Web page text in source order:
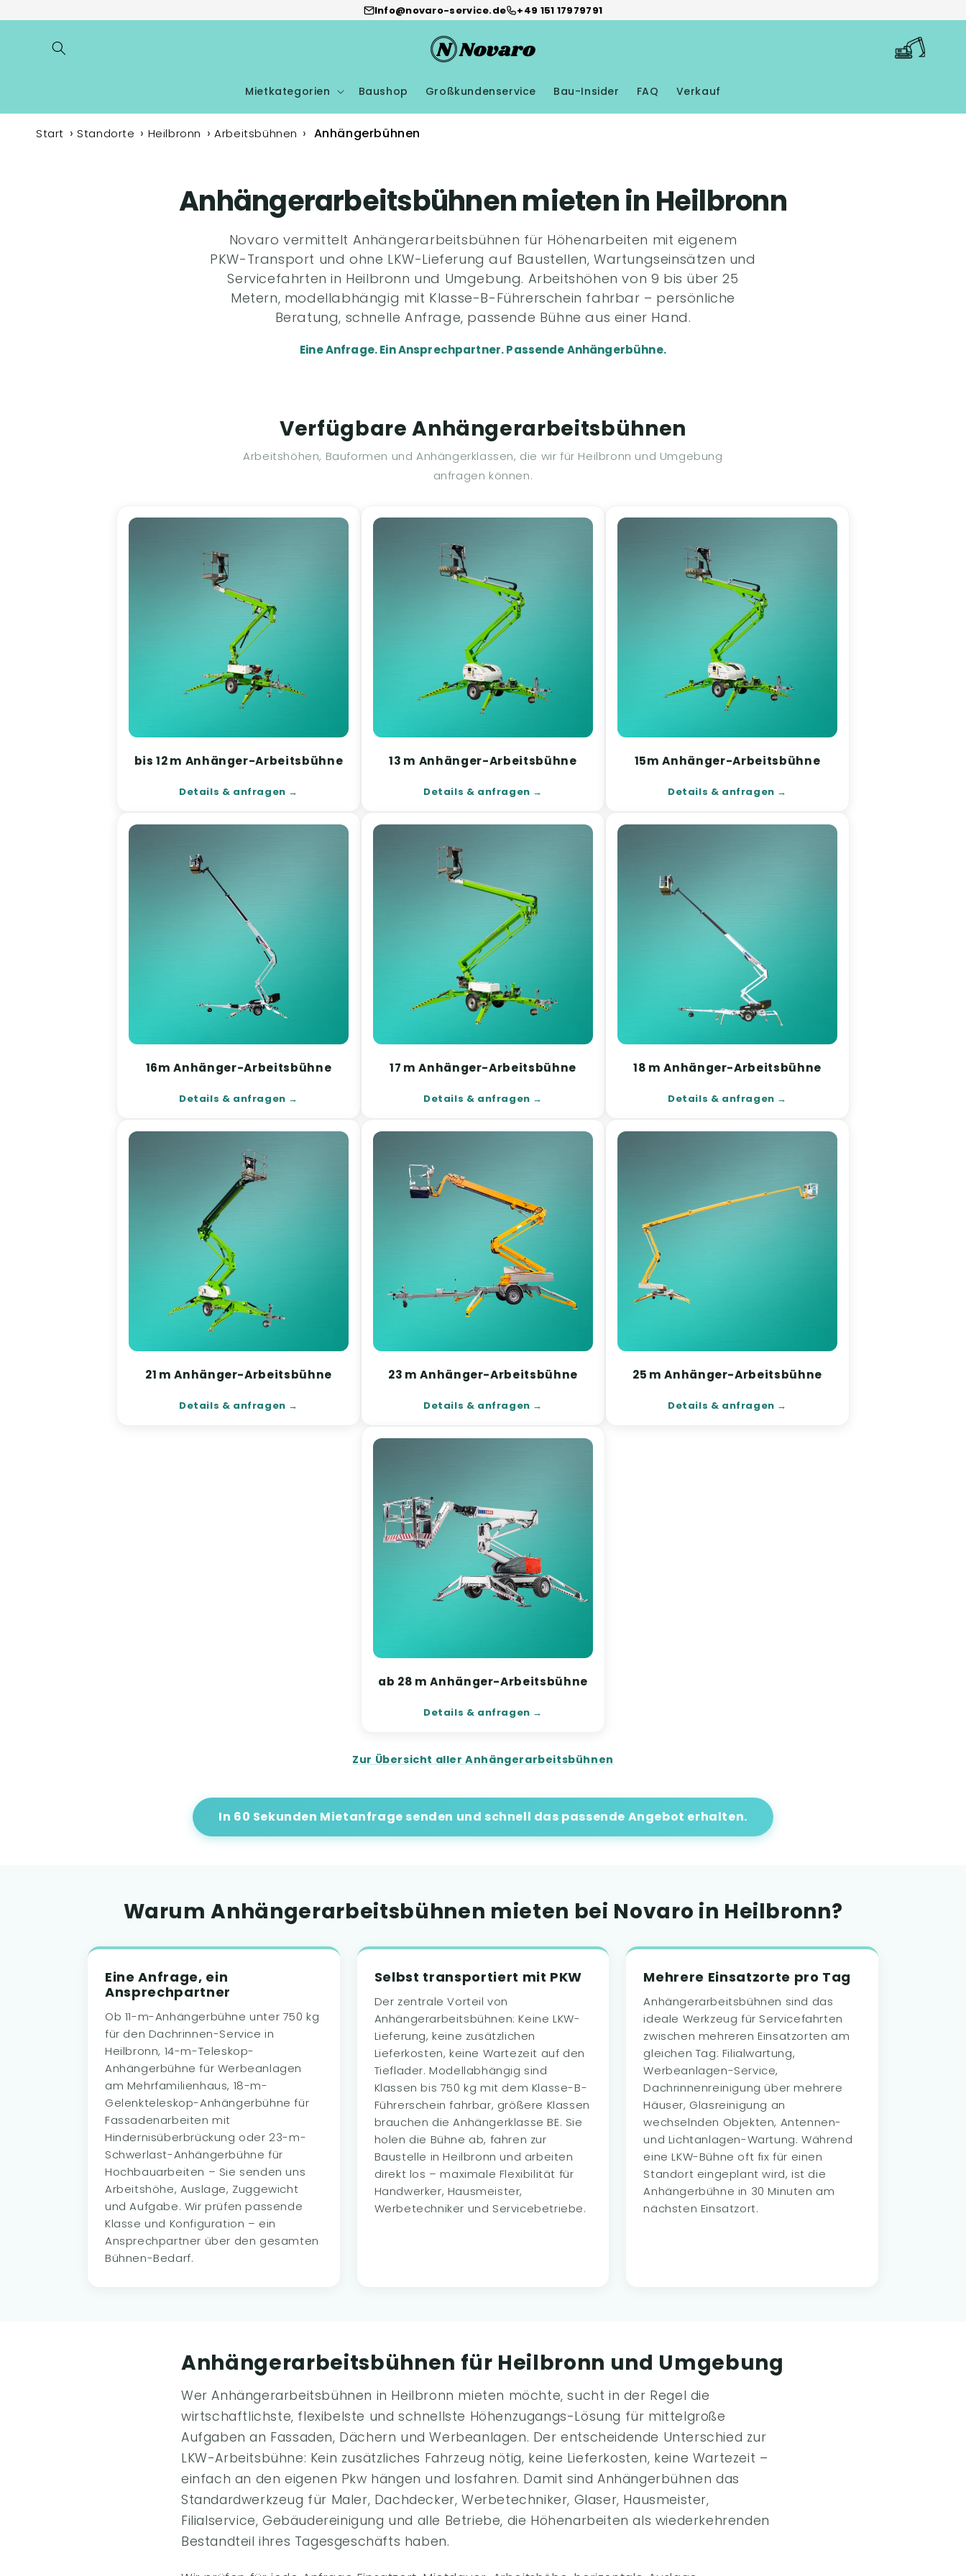
Direkt
Inhalt
Info@novaro-service.de +49 151 17979791
Mietkategorien Baushop Großkundenservice Bau-Insider FAQ Verkauf
Warenkorb
Start Standorte Heilbronn Arbeitsbühnen Anhängerbühnen
Anhängerarbeitsbühnen mieten in Heilbronn
Novaro vermittelt Anhängerarbeitsbühnen für Höhenarbeiten mit eigenem
PKW-Transport und ohne LKW-Lieferung auf Baustellen, Wartungseinsätzen und
Servicefahrten in Heilbronn und Umgebung. Arbeitshöhen von 9 bis über 25
Metern, modellabhängig mit Klasse-B-Führerschein fahrbar – persönliche
Beratung, schnelle Anfrage, passende Bühne aus einer Hand.
Eine Anfrage. Ein Ansprechpartner. Passende Anhängerbühne.
Verfügbare Anhängerarbeitsbühnen
Arbeitshöhen, Bauformen und Anhängerklassen, die wir für Heilbronn und Umgebung
anfragen können.
bis 12 m Anhänger-Arbeitsbühne
Details & anfragen
13 m Anhänger-Arbeitsbühne
Details & anfragen
15m Anhänger-Arbeitsbühne
Details & anfragen
16m Anhänger-Arbeitsbühne
Details & anfragen
17 m Anhänger-Arbeitsbühne
Details & anfragen
18 m Anhänger-Arbeitsbühne
Details & anfragen
21 m Anhänger-Arbeitsbühne
Details & anfragen
23 m Anhänger-Arbeitsbühne
Details & anfragen
25 m Anhänger-Arbeitsbühne
Details & anfragen
ab 28 m Anhänger-Arbeitsbühne
Details & anfragen
Zur Übersicht aller Anhängerarbeitsbühnen
In 60 Sekunden Mietanfrage senden und schnell das passende Angebot erhalten.
Warum Anhängerarbeitsbühnen mieten bei Novaro in Heilbronn?
Eine Anfrage, ein
Ansprechpartner
Ob 11-m-Anhängerbühne unter 750 kg
für den Dachrinnen-Service in
Heilbronn, 14-m-Teleskop-
Anhängerbühne für Werbeanlagen
am Mehrfamilienhaus, 18-m-
Gelenkteleskop-Anhängerbühne für
Fassadenarbeiten mit
Hindernisüberbrückung oder 23-m-
Schwerlast-Anhängerbühne für
Hochbauarbeiten – Sie senden uns
Arbeitshöhe, Auslage, Zuggewicht
und Aufgabe. Wir prüfen passende
Klasse und Konfiguration – ein
Ansprechpartner über den gesamten
Bühnen-Bedarf.
Selbst transportiert mit PKW
Der zentrale Vorteil von
Anhängerarbeitsbühnen: Keine LKW-
Lieferung, keine zusätzlichen
Lieferkosten, keine Wartezeit auf den
Tieflader. Modellabhängig sind
Klassen bis 750 kg mit dem Klasse-B-
Führerschein fahrbar, größere Klassen
brauchen die Anhängerklasse BE. Sie
holen die Bühne ab, fahren zur
Baustelle in Heilbronn und arbeiten
direkt los – maximale Flexibilität für
Handwerker, Hausmeister,
Werbetechniker und Servicebetriebe.
Mehrere Einsatzorte pro Tag
Anhängerarbeitsbühnen sind das
ideale Werkzeug für Servicefahrten
zwischen mehreren Einsatzorten am
gleichen Tag: Filialwartung,
Werbeanlagen-Service,
Dachrinnenreinigung über mehrere
Häuser, Glasreinigung an
wechselnden Objekten, Antennen-
und Lichtanlagen-Wartung. Während
eine LKW-Bühne oft fix für einen
Standort eingeplant wird, ist die
Anhängerbühne in 30 Minuten am
nächsten Einsatzort.
Anhängerarbeitsbühnen für Heilbronn und Umgebung
Wer Anhängerarbeitsbühnen in Heilbronn mieten möchte, sucht in der Regel die
wirtschaftlichste, flexibelste und schnellste Höhenzugangs-Lösung für mittelgroße
Aufgaben an Fassaden, Dächern und Werbeanlagen. Der entscheidende Unterschied zur
LKW-Arbeitsbühne: Kein zusätzliches Fahrzeug nötig, keine Lieferkosten, keine Wartezeit –
einfach an den eigenen Pkw hängen und losfahren. Damit sind Anhängerbühnen das
Standardwerkzeug für Maler, Dachdecker, Werbetechniker, Glaser, Hausmeister,
Filialservice, Gebäudereinigung und alle Betriebe, die Höhenarbeiten als wiederkehrenden
Bestandteil ihres Tagesgeschäfts haben.